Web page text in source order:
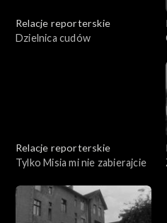
Relacje reporterskie
Dzielnica cudów
Relacje reporterskie
Tylko Misia mi nie zabierajcie